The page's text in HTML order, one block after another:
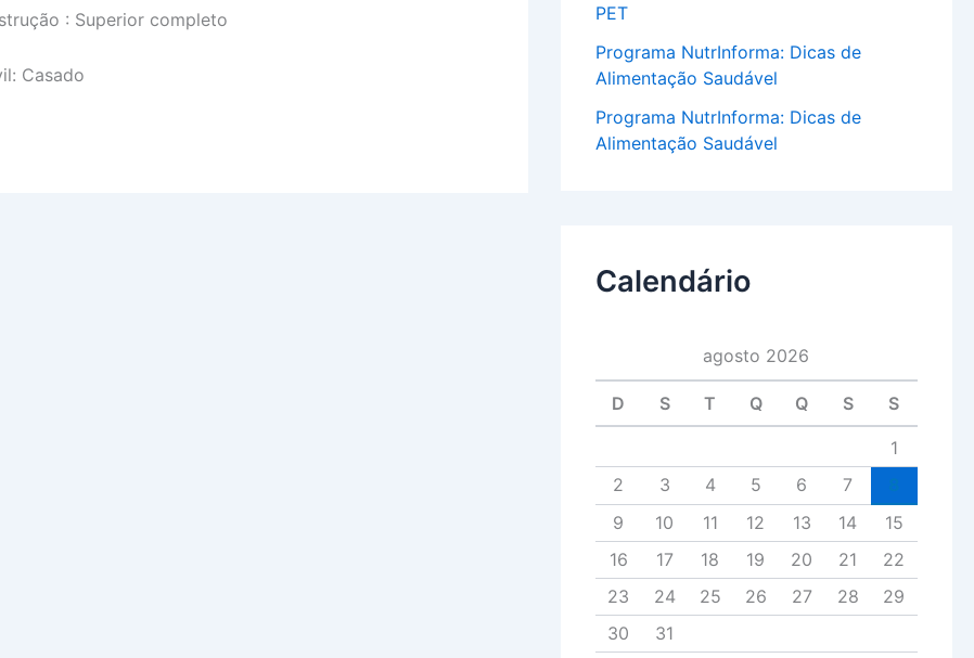
: Superior completo
Casado
PET
Programa NutrInforma: Dicas de
Alimentação Saudável
Programa NutrInforma: Dicas de
Alimentação Saudável
Calendário
agosto 2026
D S T Q Q S S
1
2
3 4 5 6 7
9
10 11 12 13 14
15
16
17 18 19 20 21
22
23
24 25 26 27 28
29
30
31